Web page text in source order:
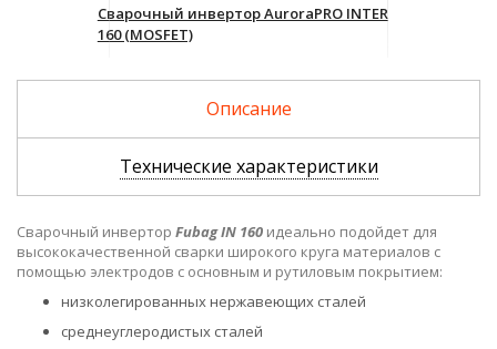
Сварочный инвертор AuroraPRO INTER
160 (MOSFET)
Уточнить цену и наличие
Описание
Технические характеристики
Сварочный инвертор Fubag IN 160 идеально подойдет для
высококачественной сварки широкого круга материалов с
помощью электродов с основным и рутиловым покрытием:
низколегированных нержавеющих сталей
среднеуглеродистых сталей